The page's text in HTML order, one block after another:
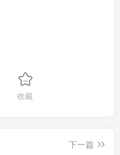
收藏
下一篇